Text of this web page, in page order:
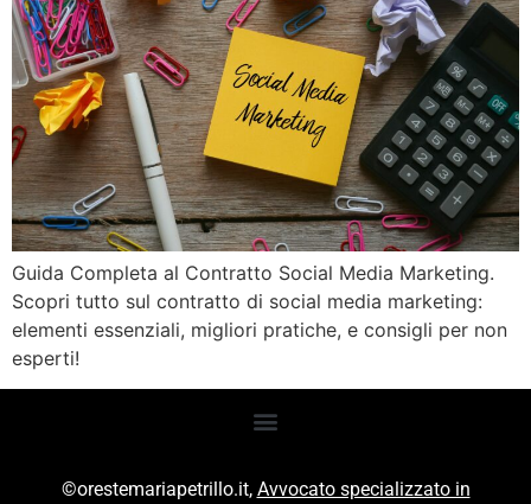
Guida Completa al Contratto Social Media Marketing.
Scopri tutto sul contratto di social media marketing:
elementi essenziali, migliori pratiche, e consigli per non
esperti!
©orestemariapetrillo.it, Avvocato specializzato in